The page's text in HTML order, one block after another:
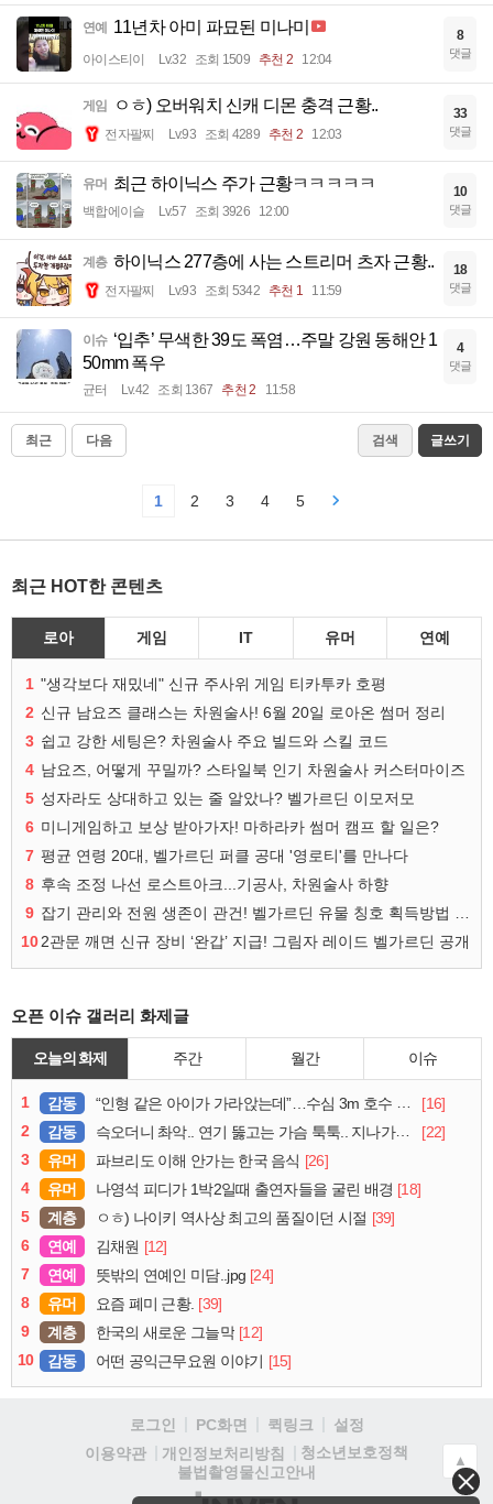
연예 11년차 아미 파묘된 미나미
아이스티이 Lv.32 조회 1509 추천 2 12:04
8
댓글
게임 ㅇㅎ) 오버워치 신캐 디몬 충격 근황..
전자팔찌 Lv.93 조회 4289 추천 2 12:03
33
댓글
유머 최근 하이닉스 주가 근황ㅋㅋㅋㅋㅋ
백합에이슬 Lv.57 조회 3926 12:00
10
댓글
계층 하이닉스 277층에 사는 스트리머 츠자 근황..
전자팔찌 Lv.93 조회 5342 추천 1 11:59
18
댓글
이슈 ‘입추’ 무색한 39도 폭염…주말 강원 동해안 1
50mm 폭우
균터 Lv.42 조회 1367 추천 2 11:58
4
댓글
최근 다음 검색 글쓰기
1 2 3 4 5
최근 HOT한 콘텐츠
로아 게임 IT 유머 연예
1 "생각보다 재밌네" 신규 주사위 게임 티카투카 호평
2 신규 남요즈 클래스는 차원술사! 6월 20일 로아온 썸머 정리
3 쉽고 강한 세팅은? 차원술사 주요 빌드와 스킬 코드
4 남요즈, 어떻게 꾸밀까? 스타일북 인기 차원술사 커스터마이즈
5 성자라도 상대하고 있는 줄 알았나? 벨가르딘 이모저모
6 미니게임하고 보상 받아가자! 마하라카 썸머 캠프 할 일은?
7 평균 연령 20대, 벨가르딘 퍼클 공대 '영로티'를 만나다
8 후속 조정 나선 로스트아크...기공사, 차원술사 하향
9
102관문 깨면 신규 장비 ‘완갑’ 지급! 그림자 레이드 벨가르딘 공개
오픈 이슈 갤러리 화제글
오늘의 화제 주간 월간 이슈
1 감동 “인형 같은 아이가 가라앉는데”…수심 3m 호수 뛰어든 60대 의인
[16]
2
감동 슥오더니 촤악.. 연기 뚫고는 가슴 툭툭.. 지나가던 아재의 정체
[22]
3
유머 파브리도 이해 안가는 한국 음식 [26]
4
유머 나영석 피디가 1박2일때 출연자들을 굴린 배경 [18]
5
계층 ㅇㅎ) 나이키 역사상 최고의 품질이던 시절 [39]
6
연예 김채원 [12]
7
연예 뜻밖의 연예인 미담..jpg [24]
8
유머 요즘 폐미 근황. [39]
9
계층 한국의 새로운 그늘막 [12]
10
감동 어떤 공익근무요원 이야기 [15]
로그인 PC화면 퀵링크
설정
이용약관
개인정보처리방침
청소년보호정책
불법촬영물신고안내
(주)
▲